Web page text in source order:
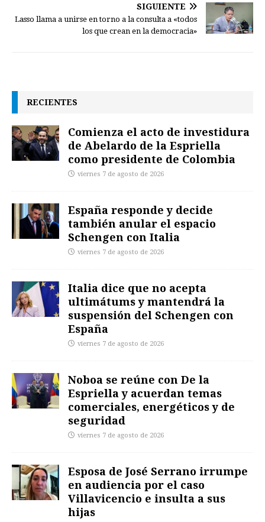
SIGUIENTE
Lasso llama a unirse en torno a la consulta a «todos
los que crean en la democracia»
RECIENTES
Comienza el acto de investidura
de Abelardo de la Espriella
como presidente de Colombia
viernes 7 de agosto de 2026
España responde y decide
también anular el espacio
Schengen con Italia
viernes 7 de agosto de 2026
Italia dice que no acepta
ultimátums y mantendrá la
suspensión del Schengen con
España
viernes 7 de agosto de 2026
Noboa se reúne con De la
Espriella y acuerdan temas
comerciales, energéticos y de
seguridad
viernes 7 de agosto de 2026
Esposa de José Serrano irrumpe
en audiencia por el caso
Villavicencio e insulta a sus
hijas